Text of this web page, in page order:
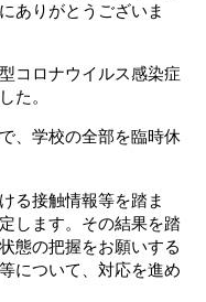
ありがとうございま
コロナウイルス感染症
た。
、学校の全部を臨時休
る接触情報等を踏ま
します。その結果を踏
態の把握をお願いする
について、対応を進め